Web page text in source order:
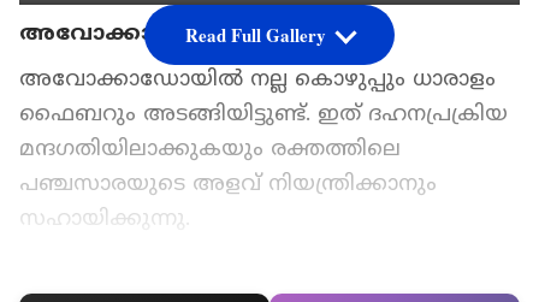
അവോക്കാഡോ
അവോക്കാഡോയിൽ നല്ല കൊഴുപ്പും ധാരാളം
ഫൈബറും അടങ്ങിയിട്ടുണ്ട്. ഇത് ദഹനപ്രക്രിയ
മന്ദഗതിയിലാക്കുകയും രക്തത്തിലെ
പഞ്ചസാരയുടെ അളവ് നിയന്ത്രിക്കാനും
സഹായിക്കുന്നു.
ഏഷ്യാനെറ്റ് ന്യൂസ് പ്രധാന വാർത്താ സ്രോതസായി
Read Full Gallery